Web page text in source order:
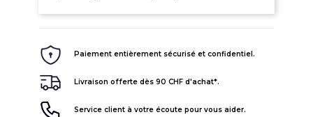
Paiement entièrement sécurisé et confidentiel.
Livraison offerte dès 90 CHF d'achat*.
Service client à votre écoute pour vous aider.